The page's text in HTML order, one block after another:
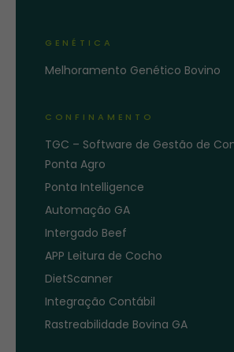
GENÉTICA
Melhoramento Genético Bovino
CONFINAMENTO
TGC – Software de Gestão de
Ponta Agro
Ponta Intelligence
Automação GA
Intergado Beef
APP Leitura de Cocho
DietScanner
Integração Contábil
Rastreabilidade Bovina GA